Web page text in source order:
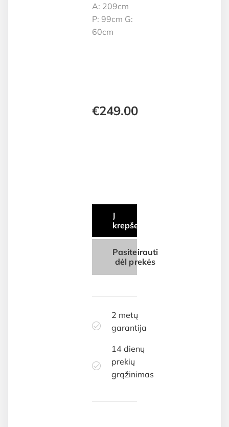
A: 209cm
P: 99cm G:
60cm
€249.00
Į
krepšelį
Pasiteirauti
dėl prekės
2 metų
garantija
14 dienų
prekių
grąžinimas